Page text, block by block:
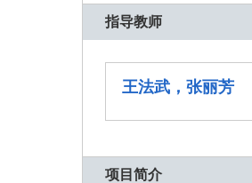
指导教师
王法武，张丽芳
项目简介